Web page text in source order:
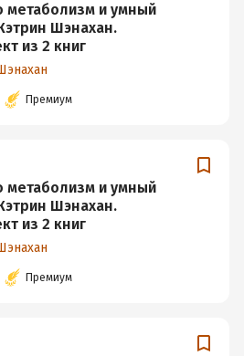
метаболизм и умный
Шэнахан.
из 2 книг
Премиум
метаболизм и умный
Шэнахан.
из 2 книг
Премиум